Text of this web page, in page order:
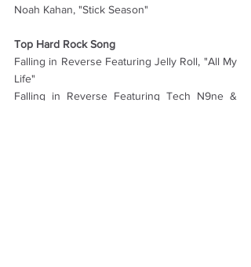
Noah Kahan, "Stick Season"
Top Hard Rock Song
Falling in Reverse Featuring Jelly Roll, "All My
Life"
Falling in Reverse Featuring Tech N9ne &